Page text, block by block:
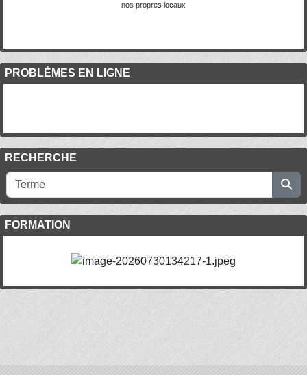
nos propres locaux
PROBLÈMES EN LIGNE
RECHERCHE
FORMATION